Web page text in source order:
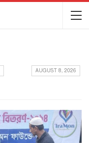
AUGUST 8, 2026